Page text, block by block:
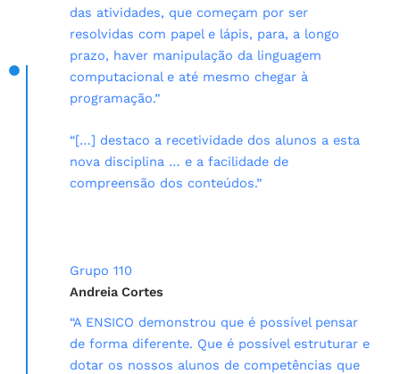
das atividades, que começam por ser
resolvidas com papel e lápis, para, a longo
prazo, haver manipulação da linguagem
computacional e até mesmo chegar à
programação.”
“[…] destaco a recetividade dos alunos a esta
nova disciplina … e a facilidade de
compreensão dos conteúdos.”
Grupo 110
Andreia Cortes
“A ENSICO demonstrou que é possível pensar
de forma diferente. Que é possível estruturar e
dotar os nossos alunos de competências que